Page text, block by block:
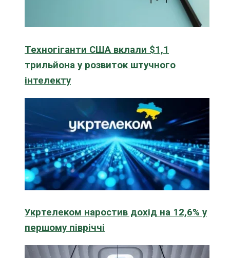
Техногіганти США вклали $1,1
трильйона у розвиток штучного
інтелекту
Укртелеком наростив дохід на 12,6% у
першому півріччі